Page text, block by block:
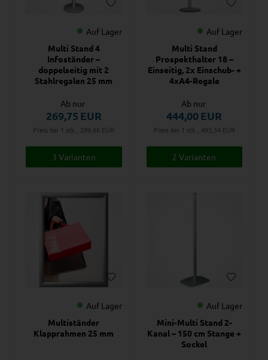
Auf Lager
Multi Stand 4
Infoständer –
doppelseitig mit 2
Stahlregalen 25 mm
Ab nur
269,75 EUR
Preis bei 1 stk., 299,66 EUR
3 Varianten
Auf Lager
Multi Stand
Prospekthalter 18 –
Einseitig, 2x Einschub- +
4xA4-Regale
Ab nur
444,00EUR
Preis bei 1 stk., 493,34 EUR
2 Varianten
Auf Lager
Multiständer
Klapprahmen 25 mm
Auf Lager
Mini-Multi Stand 2-
Kanal – 150 cm Stange +
Sockel